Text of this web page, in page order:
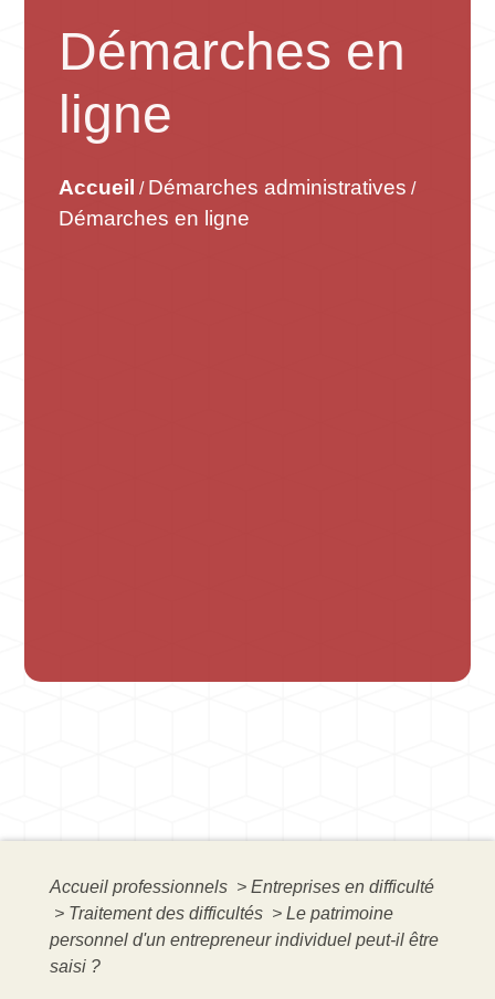
Démarches en
ligne
Accueil / Démarches administratives /
Démarches en ligne
Accueil professionnels > Entreprises en difficulté
> Traitement des difficultés > Le patrimoine
personnel d'un entrepreneur individuel peut-il être
saisi ?